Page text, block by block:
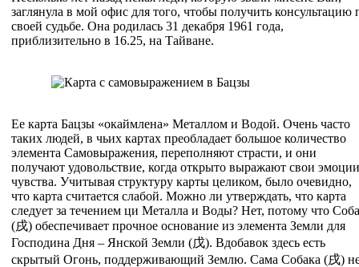
заглянула в мой офис для того, чтобы получить консультацию
своей судьбе. Она родилась 31 декабря 1961 года,
приблизительно в 16.25, на Тайване.
Ее карта Бацзы «окаймлена» Металлом и Водой. Очень часто
таких людей, в чьих картах преобладает большое количество
элемента Самовыражения, переполняют страсти, и они
получают удовольствие, когда открыто выражают свои
чувства. Учитывая структуру карты целиком, было очевидно,
что карта считается слабой. Можно ли утверждать, что карта
следует за течением ци Металла и Воды? Нет, потому что
(戌) обеспечивает прочное основание из элемента Земли для
Господина Дня – Янской Земли (戊). Вдобавок здесь есть
скрытый Огонь, поддерживающий Землю. Сама Собака (戌)